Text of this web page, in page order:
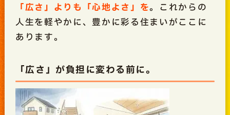
「広さ」よりも「心地よさ」を。これからの
人生を軽やかに、豊かに彩る住まいがここに
あります。
「広さ」が負担に変わる前に。